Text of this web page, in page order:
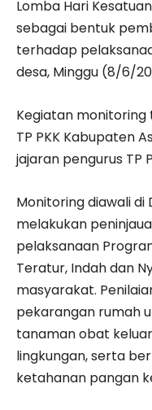
Lomba Hari
sebagai bentuk
terhadap
desa, Minggu (8/6/
Kegiatan monitoring
TP PKK Kabupaten
jajaran pengurus TP
Monitoring diawali di
melakukan
pelaksanaan
Teratur, Indah dan
masyarakat.
pekarangan rumah
tanaman obat
lingkungan, serta
ketahanan pangan